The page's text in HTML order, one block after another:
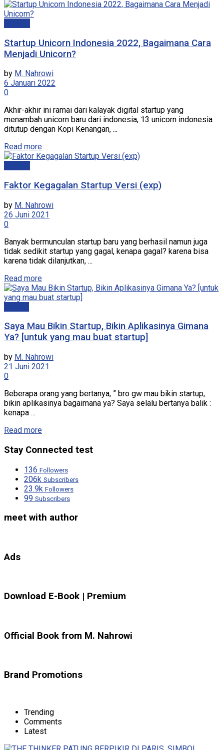
Startup Unicorn Indonesia 2022, Bagaimana Cara
Menjadi Unicorn?
by M. Nahrowi
6 Januari 2022
0
Akhir-akhir ini ramai dari kalayak digital startup yang
menambah unicorn baru dari indonesia, 13 unicorn indonesia
ditutup dengan Kopi Kenangan, ...
Read more
Faktor Kegagalan Startup Versi (exp)
by M. Nahrowi
26 Juni 2021
0
Banyak bermunculan startup baru yang berhasil namun juga
tidak sedikit startup yang gagal, kenapa gagal? karena bisa
karena tidak dilanjutkan, ...
Read more
Saya Mau Bikin Startup, Bikin Aplikasinya Gimana
Ya? [untuk yang mau buat startup]
by M. Nahrowi
21 Juni 2021
0
Beberapa orang yang bertanya, ” bro gw mau bikin startup,
bikin aplikasinya bagaimana ya? Saya selalu bertanya balik :
kenapa ...
Read more
Stay Connected test
136 Followers
206k Subscribers
23.9k Followers
99 Subscribers
meet with author
Ads
Download E-Book | Premium
Official Book from M. Nahrowi
Brand Promotions
Trending
Comments
Latest